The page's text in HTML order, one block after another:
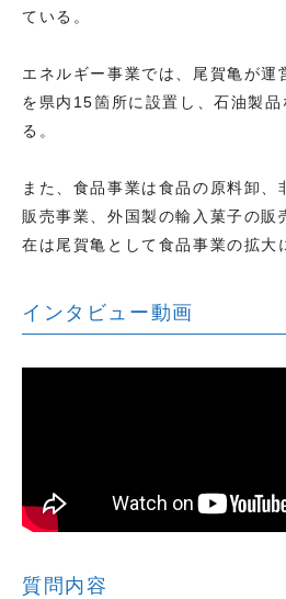
ている。
エネルギー事業では、尾賀亀が運
を県内15箇所に設置し、石油製
る。
また、食品事業は食品の原料卸、
販売事業、外国製の輸入菓子の販
在は尾賀亀として食品事業の拡大
インタビュー動画
質問内容